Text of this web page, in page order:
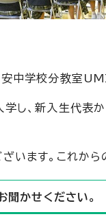
中学校分教室
し、新入生代表
います。これか
聞かせください。